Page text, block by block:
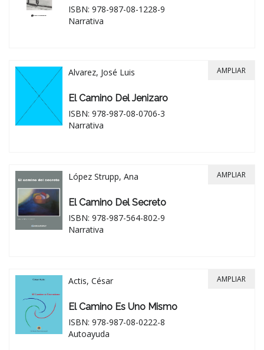
ISBN: 978-987-08-1228-9
Narrativa
Alvarez, José Luis
El Camino Del Jenizaro
ISBN: 978-987-08-0706-3
Narrativa
AMPLIAR
López Strupp, Ana
El Camino Del Secreto
ISBN: 978-987-564-802-9
Narrativa
AMPLIAR
Actis, César
El Camino Es Uno Mismo
ISBN: 978-987-08-0222-8
Autoayuda
AMPLIAR